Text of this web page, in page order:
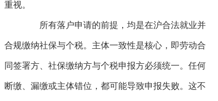
重视。
所有落户申请的前提，均是在沪合法就业并
合规缴纳社保与个税。主体一致性是核心，即劳动合
同签署方、社保缴纳方与个税申报方必须统一。任何
断缴、漏缴或主体错位，都可能导致申报失败。这不